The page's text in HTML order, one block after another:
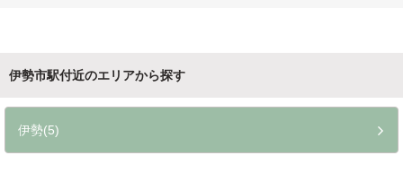
伊勢市駅付近のエリアから探す
伊勢(5)